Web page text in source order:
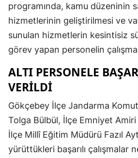
programında, kamu düzeninin
hizmetlerinin geliştirilmesi ve
sunulan hizmetlerin kesintisiz
görev yapan personelin
ALTI PERSONELE
VERİLDİ
Gökçebey İlçe Jandarma
Tolga Bülbül, İlçe Emniyet
İlçe Millî Eğitim Müdürü Fazıl
yürüttükleri başarılı çalışmalar